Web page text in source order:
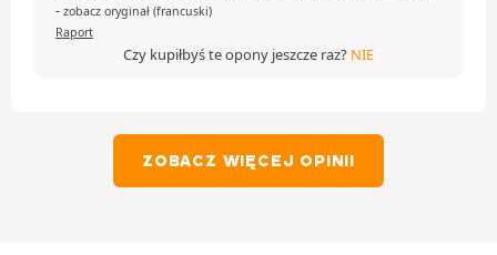
- zobacz oryginał (francuski)
Raport
Czy kupiłbyś te opony jeszcze raz? NIE
ZOBACZ WIĘCEJ OPINII